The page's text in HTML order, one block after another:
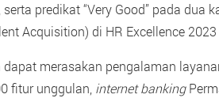
predikat “Very Good” pada dua
Acquisition) di HR Excellence
merasakan pengalaman
fitur unggulan, internet banking